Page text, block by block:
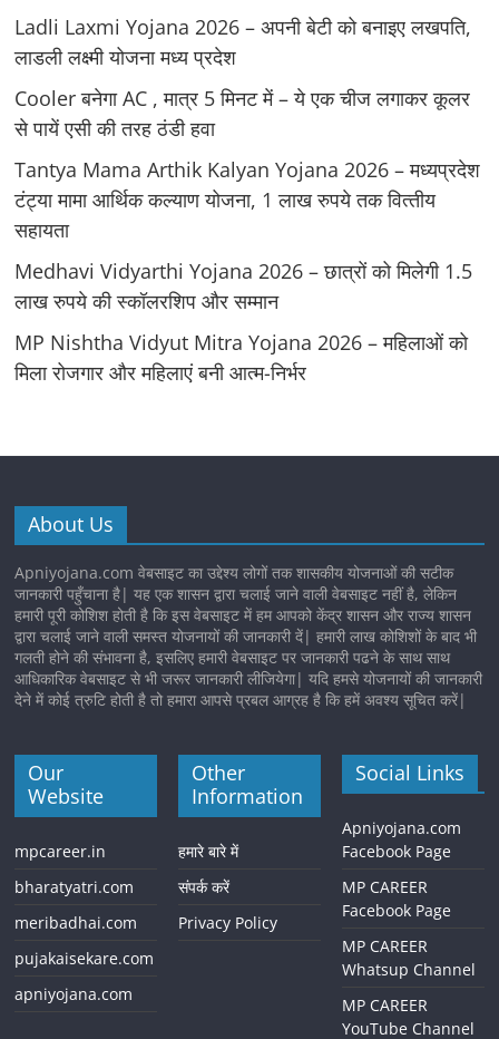
Ladli Laxmi Yojana 2026 – अपनी बेटी को बनाइए लखपति,
लाडली लक्ष्मी योजना मध्य प्रदेश
Cooler बनेगा AC , मात्र 5 मिनट में – ये एक चीज लगाकर कूलर
से पायें एसी की तरह ठंडी हवा
Tantya Mama Arthik Kalyan Yojana 2026 – मध्‍यप्रदेश
टंट्या मामा आर्थिक कल्‍याण योजना, 1 लाख रुपये तक वित्‍तीय
सहायता
Medhavi Vidyarthi Yojana 2026 – छात्रों को मिलेगी 1.5
लाख रुपये की स्कॉलरशिप और सम्मान
MP Nishtha Vidyut Mitra Yojana 2026 – महिलाओं को
मिला रोजगार और महिलाएं बनी आत्म-निर्भर
About Us
Apniyojana.com वेबसाइट का उद्देश्य लोगों तक शासकीय योजनाओं की सटीक
जानकारी पहुँचाना है| यह एक शासन द्वारा चलाई जाने वाली वेबसाइट नहीं है, लेकिन
हमारी पूरी कोशिश होती है कि इस वेबसाइट में हम आपको केंद्र शासन और राज्य शासन
द्वारा चलाई जाने वाली समस्त योजनायों की जानकारी दें| हमारी लाख कोशिशों के बाद भी
गलती होने की संभावना है, इसलिए हमारी वेबसाइट पर जानकारी पढने के साथ साथ
आधिकारिक वेबसाइट से भी जरूर जानकारी लीजियेगा| यदि हमसे योजनायों की जानकारी
देने में कोई त्रुटि होती है तो हमारा आपसे प्रबल आग्रह है कि हमें अवश्य सूचित करें|
Our
Website
mpcareer.in
bharatyatri.com
meribadhai.com
pujakaisekare.com
apniyojana.com
Other
Information
हमारे बारे में
संपर्क करें
Privacy Policy
Social Links
Apniyojana.com
Facebook Page
MP CAREER
Facebook Page
MP CAREER
Whatsup Channel
MP CAREER
YouTube Channel